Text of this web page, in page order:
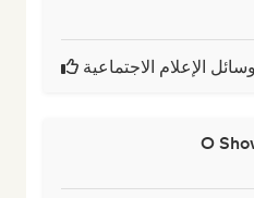
الإعلام الاجتماعية
O